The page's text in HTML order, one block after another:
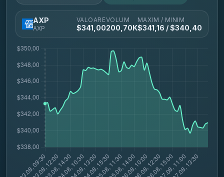
AXP
AXP
VALOARE
$341,00
VOLUM
200,70K
MAXIM / MINIM
$341,16 / $340,40